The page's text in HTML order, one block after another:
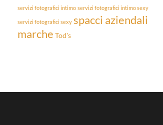
servizi fotografici intimo servizi fotografici intimo sexy
servizi fotografici sexy spacci aziendali
marche Tod's